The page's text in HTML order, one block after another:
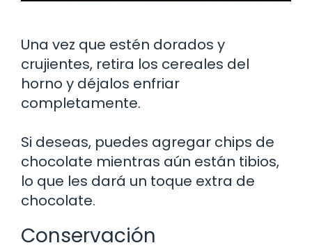
Una vez que estén dorados y
crujientes, retira los cereales del
horno y déjalos enfriar
completamente.
Si deseas, puedes agregar chips de
chocolate mientras aún están tibios,
lo que les dará un toque extra de
chocolate.
Conservación